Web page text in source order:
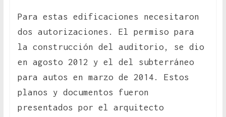
Para estas edificaciones necesitaron
dos autorizaciones. El permiso para
la construcción del auditorio, se dio
en agosto 2012 y el del subterráneo
para autos en marzo de 2014. Estos
planos y documentos fueron
presentados por el arquitecto